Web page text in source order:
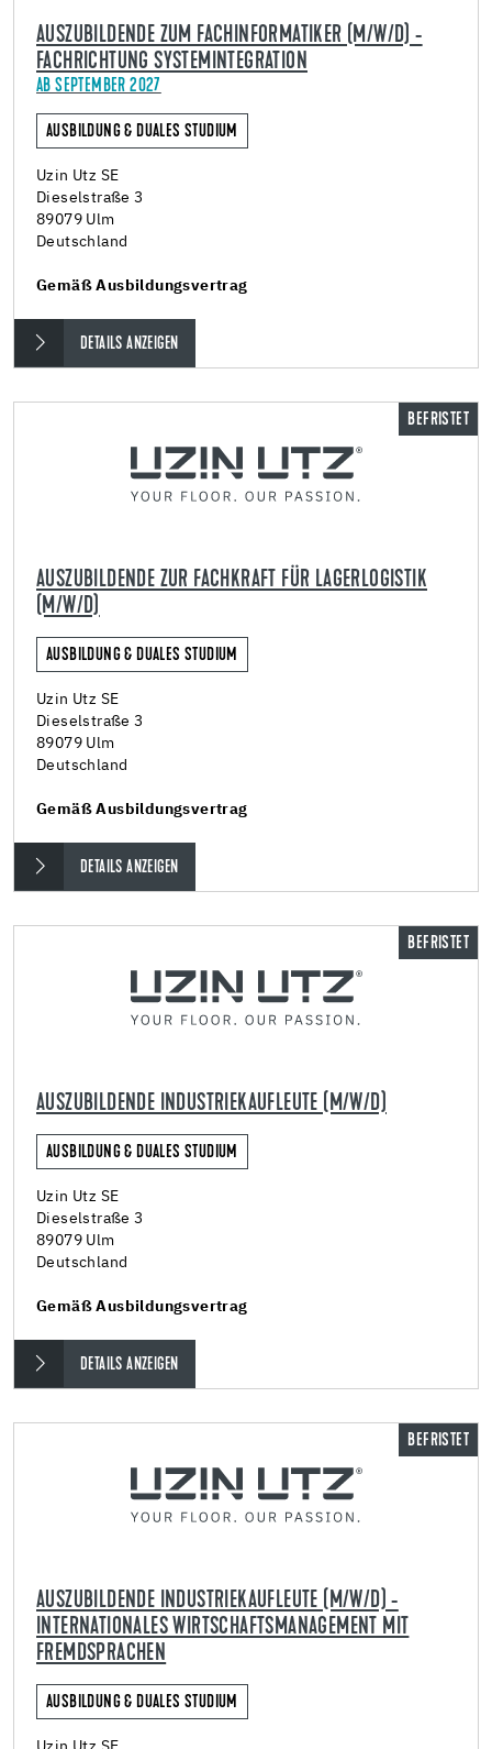
AUSZUBILDENDE ZUM FACHINFORMATIKER (M/W/D) -
FACHRICHTUNG SYSTEMINTEGRATION
AB SEPTEMBER 2027
AUSBILDUNG & DUALES STUDIUM
Uzin Utz SE
Dieselstraße 3
89079 Ulm
Deutschland
Gemäß Ausbildungsvertrag
DETAILS ANZEIGEN
BEFRISTET
AUSZUBILDENDE ZUR FACHKRAFT FÜR LAGERLOGISTIK
(M/W/D)
AUSBILDUNG & DUALES STUDIUM
Uzin Utz SE
Dieselstraße 3
89079 Ulm
Deutschland
Gemäß Ausbildungsvertrag
DETAILS ANZEIGEN
BEFRISTET
AUSZUBILDENDE INDUSTRIEKAUFLEUTE (M/W/D)
AUSBILDUNG & DUALES STUDIUM
Uzin Utz SE
Dieselstraße 3
89079 Ulm
Deutschland
Gemäß Ausbildungsvertrag
DETAILS ANZEIGEN
BEFRISTET
AUSZUBILDENDE INDUSTRIEKAUFLEUTE (M/W/D) -
INTERNATIONALES WIRTSCHAFTSMANAGEMENT MIT
FREMDSPRACHEN
AUSBILDUNG & DUALES STUDIUM